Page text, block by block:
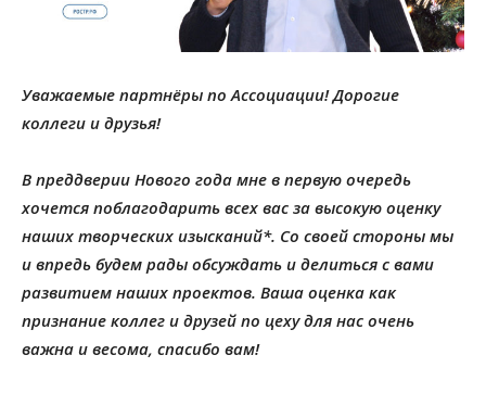
Уважаемые партнёры по Ассоциации! Дорогие
коллеги и друзья!
В преддверии Нового года мне в первую очередь
хочется поблагодарить всех вас за высокую оценку
наших творческих изысканий*. Со своей стороны мы
и впредь будем рады обсуждать и делиться с вами
развитием наших проектов. Ваша оценка как
признание коллег и друзей по цеху для нас очень
важна и весома, спасибо вам!